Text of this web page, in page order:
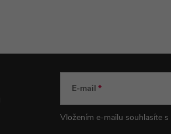
E-mail
Vložením e-mailu souhlasíte s